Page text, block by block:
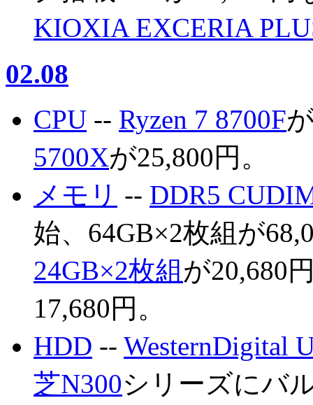
KIOXIA EXCERIA
02.08
CPU -- Ryzen 7 8700F
5700Xが25,800円。
メモリ -- DDR5
始、64GB×2枚組が
24GB×2枚組が20,680
17,680円。
HDD -- WesternDigital
芝N300シリーズにバ